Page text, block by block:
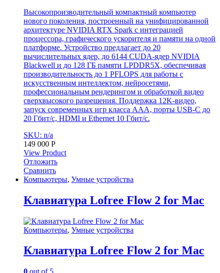
Высокопроизводительный компактный компьютер
нового поколения, построенный на унифицированной
архитектуре NVIDIA RTX Spark с интеграцией
процессора, графического ускорителя и памяти на одной
платформе. Устройство предлагает до 20
вычислительных ядер, до 6144 CUDA-ядер NVIDIA
Blackwell и до 128 ГБ памяти LPDDR5X, обеспечивая
производительность до 1 PFLOPS для работы с
искусственным интеллектом, нейросетями,
профессиональным рендерингом и обработкой видео
сверхвысокого разрешения. Поддержка 12K-видео,
запуск современных игр класса AAA, порты USB-C до
20 Гбит/с, HDMI и Ethernet 10 Гбит/с.
SKU: n/a
149 000 Р
View Product
Отложить
Сравнить
Компьютеры, Умные устройства
Клавиатура Lofree Flow 2 for Mac
Компьютеры, Умные устройства
Клавиатура Lofree Flow 2 for Mac